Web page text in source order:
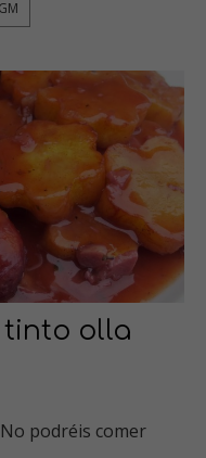
tinto olla
podréis comer